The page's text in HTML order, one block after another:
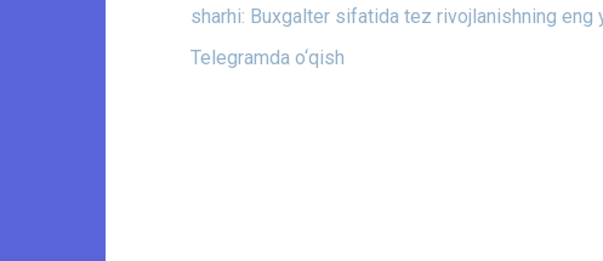
sharhi: Buxgalter sifatida tez rivojlanishning eng
Telegramda o‘qish